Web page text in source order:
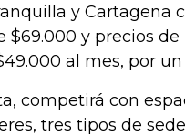
y Cartagena
$69.000 y precios de
al mes, por un
competirá con
tres tipos de